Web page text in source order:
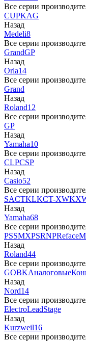
Все серии
CUPKAG
Назад
Medeli8
Все серии
GrandGP
Назад
Orla14
Все серии
Grand
Назад
Roland12
Все серии
GP
Назад
Yamaha10
Все серии
CLPCSP
Назад
Casio52
Все серии
SACTKLKCT-XWK
Назад
Yamaha68
Все серии
PSSMXPSRNPReface
Назад
Roland44
Все серии
GOBKАналоговые
Назад
Nord14
Все серии
ElectroLeadStage
Назад
Kurzweil16
Все серии